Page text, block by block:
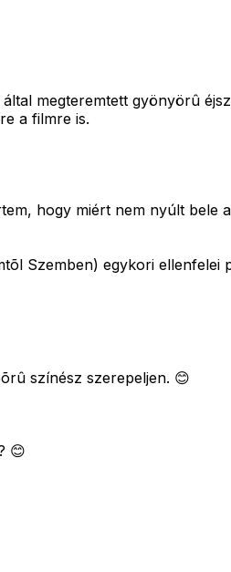
megteremtett gyönyörû
a filmre is.
hogy miért nem nyúlt bele
Szemben) egykori ellenfelei
színész szerepeljen. 😊
😊